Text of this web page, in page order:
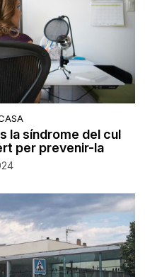
la síndrome del cul
per prevenir-la